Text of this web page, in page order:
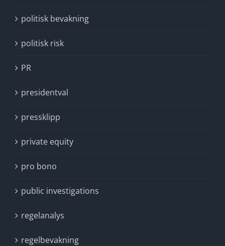
politisk bevakning
politisk risk
PR
presidentval
pressklipp
private equity
pro bono
public investigations
regelanalys
regelbevakning